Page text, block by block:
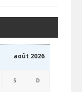
août 2026
S D